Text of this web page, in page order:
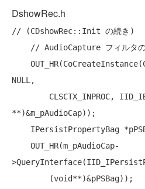
DshowRec.h
// (CDshowRec::Init の続き)
// AudioCapture フィルタ
NULL ,
CLSCTX_INPROC,
**)&m_pAudioCap));
IPersistPropertyBag
        (
void**)&pPSBag));